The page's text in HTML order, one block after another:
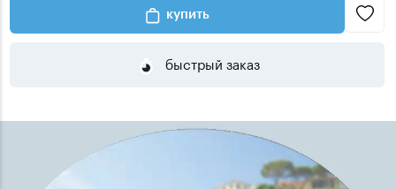
купить
быстрый заказ